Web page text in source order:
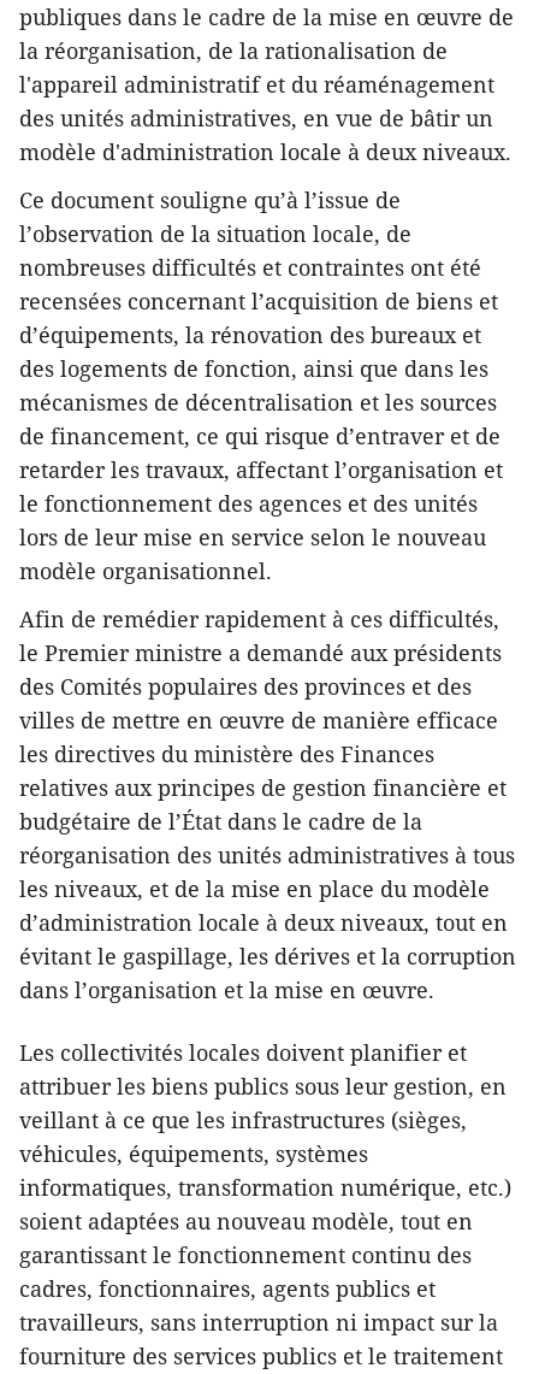
publiques dans le cadre de la mise en œuvre de
la réorganisation, de la rationalisation de
l'appareil administratif et du réaménagement
des unités administratives, en vue de bâtir un
modèle d'administration locale à deux niveaux.
Ce document souligne qu’à l’issue de
l’observation de la situation locale, de
nombreuses difficultés et contraintes ont été
recensées concernant l’acquisition de biens et
d’équipements, la rénovation des bureaux et
des logements de fonction, ainsi que dans les
mécanismes de décentralisation et les sources
de financement, ce qui risque d’entraver et de
retarder les travaux, affectant l’organisation et
le fonctionnement des agences et des unités
lors de leur mise en service selon le nouveau
modèle organisationnel.
Afin de remédier rapidement à ces difficultés,
le Premier ministre a demandé aux présidents
des Comités populaires des provinces et des
villes de mettre en œuvre de manière efficace
les directives du ministère des Finances
relatives aux principes de gestion financière et
budgétaire de l’État dans le cadre de la
réorganisation des unités administratives à tous
les niveaux, et de la mise en place du modèle
d’administration locale à deux niveaux, tout en
évitant le gaspillage, les dérives et la corruption
dans l’organisation et la mise en œuvre.
Les collectivités locales doivent planifier et
attribuer les biens publics sous leur gestion, en
veillant à ce que les infrastructures (sièges,
véhicules, équipements, systèmes
informatiques, transformation numérique, etc.)
soient adaptées au nouveau modèle, tout en
garantissant le fonctionnement continu des
cadres, fonctionnaires, agents publics et
travailleurs, sans interruption ni impact sur la
fourniture des services publics et le traitement